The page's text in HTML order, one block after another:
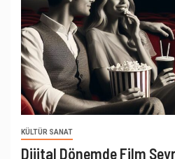
KÜLTÜR SANAT
Dijital Dönemde Film